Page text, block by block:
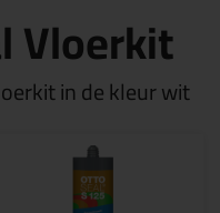
Vloerkit
in de kleur wit